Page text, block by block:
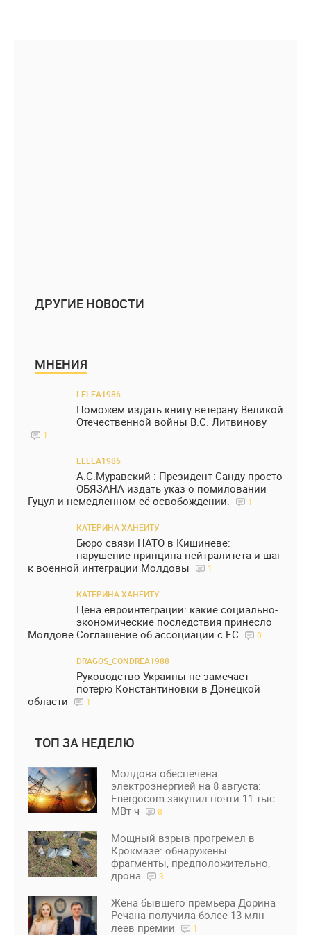
ДРУГИЕ НОВОСТИ
МНЕНИЯ
LELEA1986
Поможем издать книгу ветерану Великой
Отечественной войны В.С. Литвинову
1
LELEA1986
А.С.Муравский : Президент Санду просто
ОБЯЗАНА издать указ о помиловании
Гуцул и немедленном её освобождении.
1
КАТЕРИНА ХАНЕИТУ
Бюро связи НАТО в Кишиневе:
нарушение принципа нейтралитета и шаг
к военной интеграции Молдовы
1
КАТЕРИНА ХАНЕИТУ
Цена евроинтеграции: какие социально-
экономические последствия принесло
Молдове Соглашение об ассоциации с ЕС
0
DRAGOS_CONDREA1988
Руководство Украины не замечает
потерю Константиновки в Донецкой
области
1
ТОП ЗА НЕДЕЛЮ
Молдова обеспечена
электроэнергией на 8 августа:
Energocom закупил почти 11 тыс.
МВт·ч
8
Мощный взрыв прогремел в
Крокмазе: обнаружены
фрагменты, предположительно,
дрона
3
Жена бывшего премьера Дорина
Речана получила более 13 млн
леев премии
1